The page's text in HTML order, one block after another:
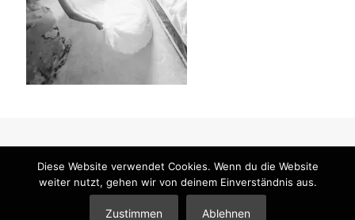
© 2026 Mandy Klimt Brautstyling & Make-Up |Impressum
Datenschutzerklärung|Partner
Diese Website verwendet Cookies. Wenn du die Website
weiter nutzt, gehen wir von deinem Einverständnis aus.
Zustimmen Ablehnen